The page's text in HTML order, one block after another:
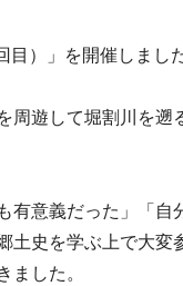
）」を開催しまし
遊して堀割川を遡
意義だった」「自
史を学ぶ上で大
ました。